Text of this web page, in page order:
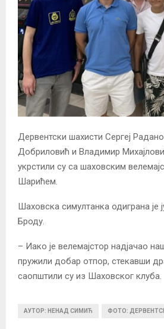
Дервентски шахисти Сергеј
Добриловић и Владимир
укрстили су са шаховским
Шарићем.
Шаховска симултанка одиграна је
Броду.
– Иако је велемајстор надјачао
пружили добар отпор, стекавши
саопштили су из Шаховског клуба.
АУТОР: НЕНАД СИМИЋ ФОТО: